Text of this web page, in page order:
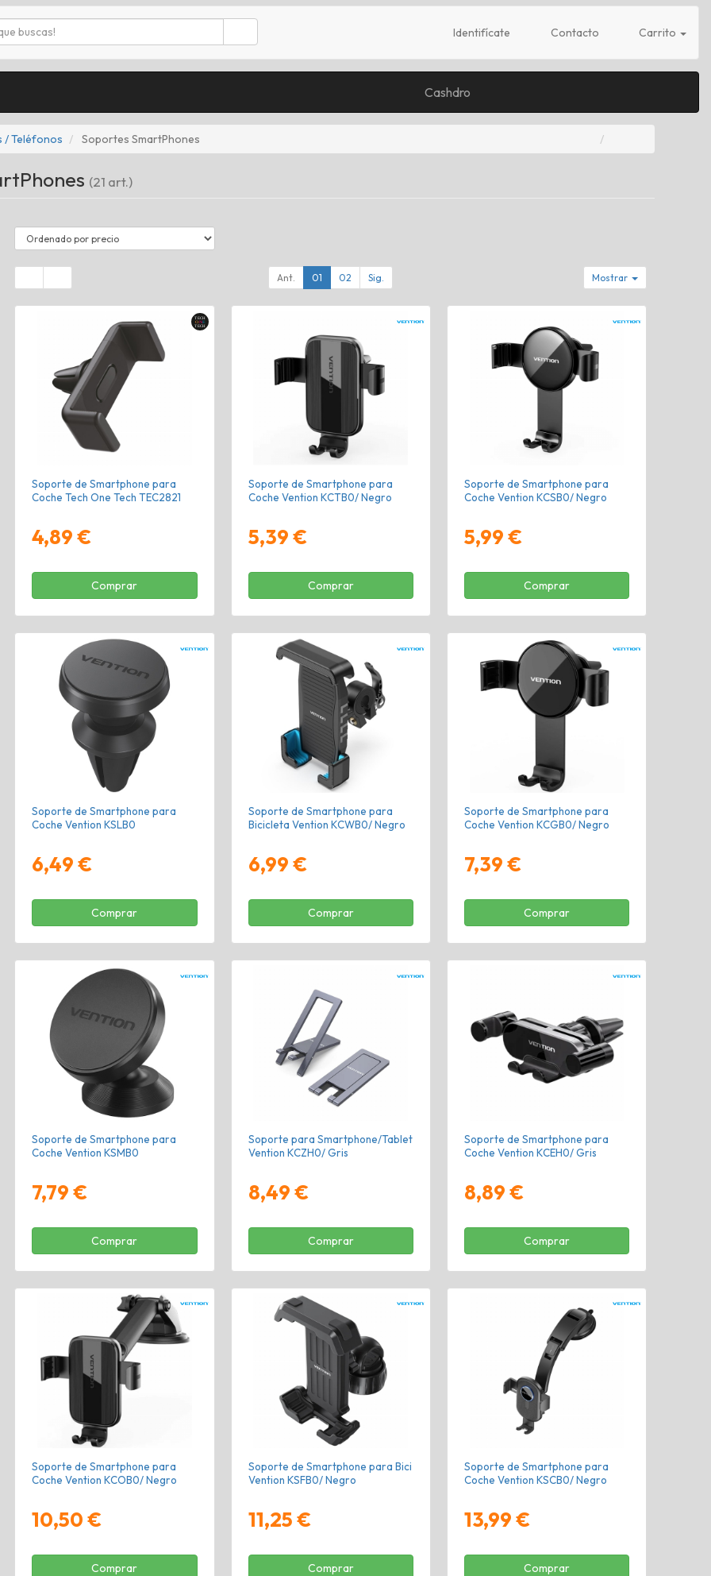
Identifícate Contacto Carrito
Cashdro
/ Teléfonos Soportes SmartPhones
(21 art.)
Ant. 01 02 Sig. Mostrar
Soporte de Smartphone para
Coche Tech One Tech TEC2821
4,89 €
Comprar
Soporte de Smartphone para
Coche Vention KCTB0/ Negro
5,39 €
Comprar
Soporte de Smartphone para
Coche Vention KCSB0/ Negro
5,99 €
Comprar
Soporte de Smartphone para
Coche Vention KSLB0
6,49 €
Comprar
Soporte de Smartphone para
Bicicleta Vention KCWB0/ Negro
6,99 €
Comprar
Soporte de Smartphone para
Coche Vention KCGB0/ Negro
7,39 €
Comprar
Soporte de Smartphone para
Coche Vention KSMB0
7,79 €
Comprar
Soporte para Smartphone/Tablet
Vention KCZH0/ Gris
8,49 €
Comprar
Soporte de Smartphone para
Coche Vention KCEH0/ Gris
8,89 €
Comprar
Soporte de Smartphone para
Coche Vention KCOB0/ Negro
10,50 €
Comprar
Soporte de Smartphone para Bici
Vention KSFB0/ Negro
11,25 €
Comprar
Soporte de Smartphone para
Coche Vention KSCB0/ Negro
13,99 €
Comprar